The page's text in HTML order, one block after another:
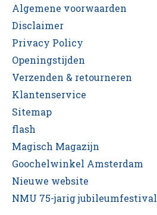
Algemene voorwaarden
Disclaimer
Privacy Policy
Openingstijden
Verzenden & retourneren
Klantenservice
Sitemap
flash
Magisch Magazijn
Goochelwinkel Amsterdam
Nieuwe website
NMU 75-jarig jubileumfestival